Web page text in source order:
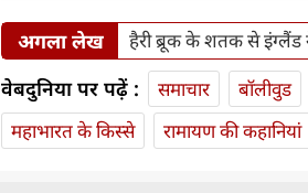
अगला लेख हैरी ब्रूक के शतक से इंग्लैंड
वेबदुनिया पर पढ़ें : समाचार बॉलीवुड
महाभारत के किस्से
रामायण की कहानियां